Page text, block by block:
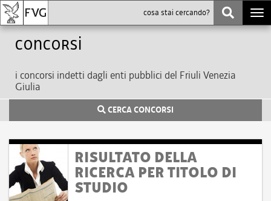
Concorsi
i concorsi indetti dagli enti pubblici del Friuli Venezia
Giulia
CERCA CONCORSI
RISULTATO DELLA
RICERCA PER TITOLO DI
STUDIO